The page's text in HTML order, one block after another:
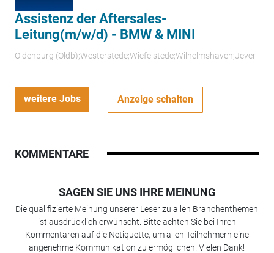
Assistenz der Aftersales-
Leitung(m/w/d) - BMW & MINI
Oldenburg (Oldb);Westerstede;Wiefelstede;Wilhelmshaven;Jever
weitere Jobs Anzeige schalten
KOMMENTARE
SAGEN SIE UNS IHRE MEINUNG
Die qualifizierte Meinung unserer Leser zu allen Branchenthemen
ist ausdrücklich erwünscht. Bitte achten Sie bei Ihren
Kommentaren auf die Netiquette, um allen Teilnehmern eine
angenehme Kommunikation zu ermöglichen. Vielen Dank!